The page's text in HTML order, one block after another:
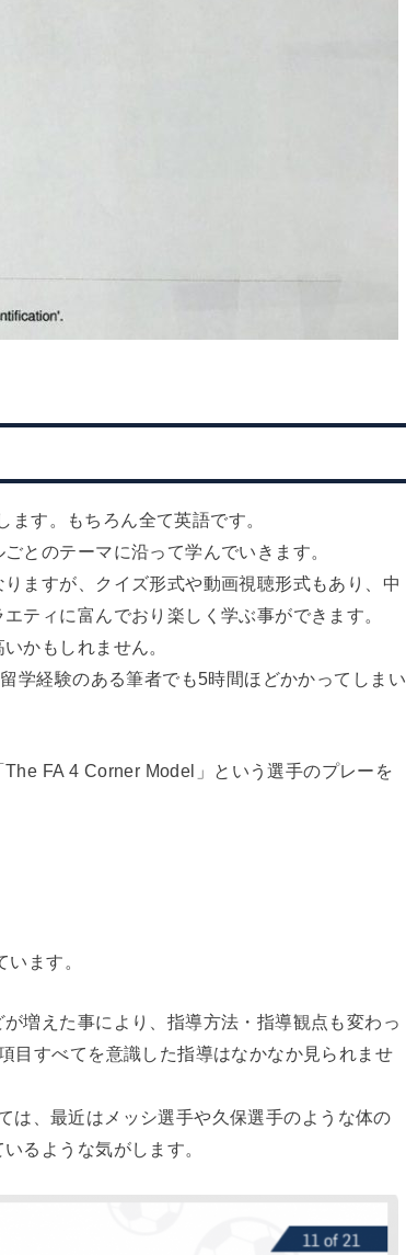
す。もちろん全て英語です。
とのテーマに沿って学んでいきます。
ますが、クイズ形式や動画視聴形式もあり、中
ティに富んでおり楽しく学ぶ事ができます。
かもしれません。
学経験のある筆者でも5時間ほどかかってしまい
FA 4 Corner Model」という選手のプレーを
ます。
増えた事により、指導方法・指導観点も変わっ
目すべてを意識した指導はなかなか見られませ
、最近はメッシ選手や久保選手のような体の
るような気がします。